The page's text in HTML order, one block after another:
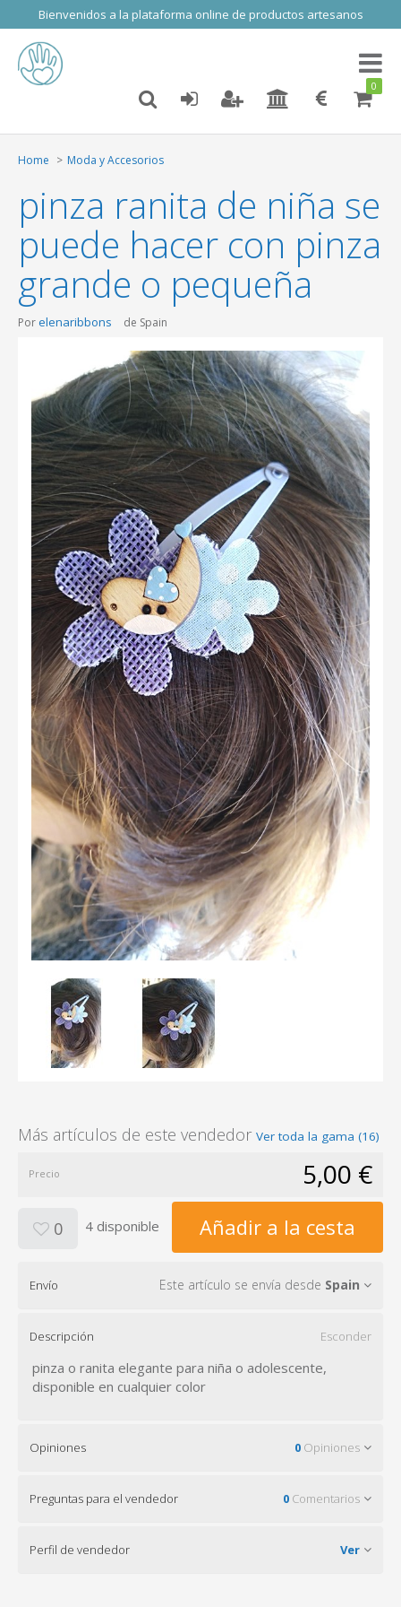
Bienvenidos a la plataforma online de productos artesanos
Toggle
0
Home Moda y Accesorios
pinza ranita de niña se
puede hacer con pinza
grande o pequeña
Porelenaribbons de Spain
Más artículos de este vendedor Ver toda la gama (16)
Precio 5,00 €
0 4 disponible Añadir a la cesta
Envío Este artículo se envía desde Spain
Descripción Esconder
pinza o ranita elegante para niña o adolescente,
disponible en cualquier color
Opiniones 0 Opiniones
Preguntas para el vendedor 0 Comentarios
Perfil de vendedor Ver